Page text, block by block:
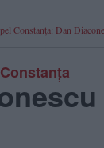
Constanța: Dan